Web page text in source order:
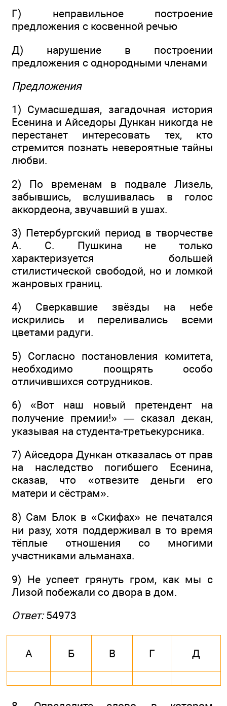
Г) неправильное построение
предложения с косвенной речью
Д) нарушение в построении
предложения с однородными членами
Предложения
1) Сумасшедшая, загадочная история
Есенина и Айседоры Дункан никогда не
перестанет интересовать тех, кто
стремится познать невероятные тайны
любви.
2) По временам в подвале Лизель,
забывшись, вслушивалась в голос
аккордеона, звучавший в ушах.
3) Петербургский период в творчестве
А. С. Пушкина не только
характеризуется большей
стилистической свободой, но и ломкой
жанровых границ.
4) Сверкавшие звёзды на небе
искрились и переливались всеми
цветами радуги.
5) Согласно постановления комитета,
необходимо поощрять особо
отличившихся сотрудников.
6) «Вот наш новый претендент на
получение премии!» — сказал декан,
указывая на студента-третьекурсника.
7) Айседора Дункан отказалась от прав
на наследство погибшего Есенина,
сказав, что «отвезите деньги его
матери и сёстрам».
8) Сам Блок в «Скифах» не печатался
ни разу, хотя поддерживал в то время
тёплые отношения со многими
участниками альманаха.
9) Не успеет грянуть гром, как мы с
Лизой побежали со двора в дом.
Ответ:54973
А Б В Г Д